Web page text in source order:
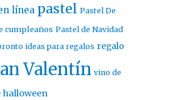
línea pastel Pastel De
cumpleaños Pastel de Navidad
ideas para regalos regalo
Valentín vino de
halloween